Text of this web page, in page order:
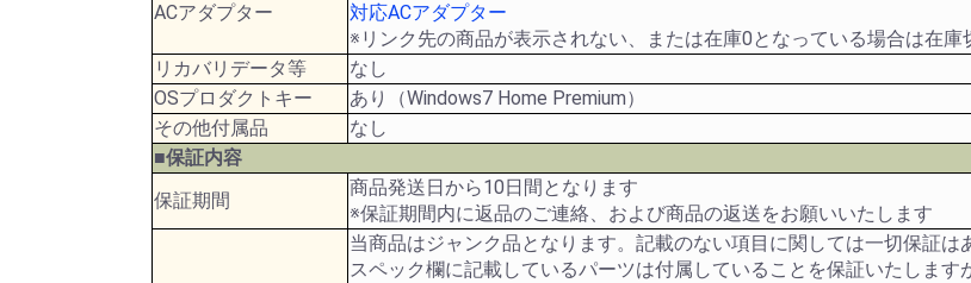
ACアダプター
対応ACアダプター
※リンク先の商品が表示されない、または在庫0となっている場合は在庫
リカバリデータ等
なし
OSプロダクトキー
あり（Windows7 Home Premium）
その他付属品
なし
■保証内容
保証期間
商品発送日から10日間となります
※保証期間内に返品のご連絡、および商品の返送をお願いいたします
当商品はジャンク品となります。記載のない項目に関しては一切保証は
スペック欄に記載しているパーツは付属していることを保証いたします